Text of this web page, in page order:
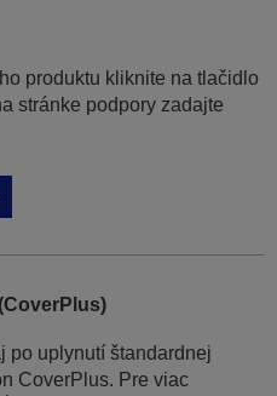
produktu kliknite na tlačidlo
stránke podpory zadajte
po uplynutí štandardnej
CoverPlus. Pre viac